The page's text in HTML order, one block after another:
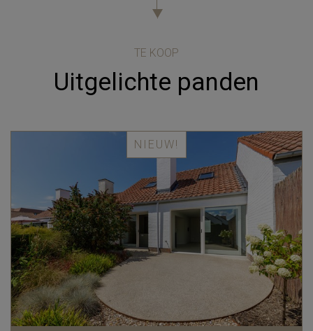
TE KOOP
Uitgelichte panden
NIEUW!